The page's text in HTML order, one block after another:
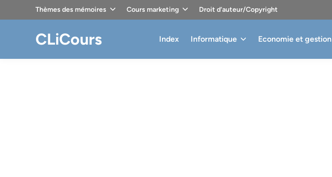
Thèmes des mémoires Cours marketing Droit d’auteur/Copyright
CLiCours Index Informatique Economie et gestion